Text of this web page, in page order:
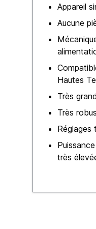
Appareil
Aucune
Hautes
Très
Très
Réglages
très